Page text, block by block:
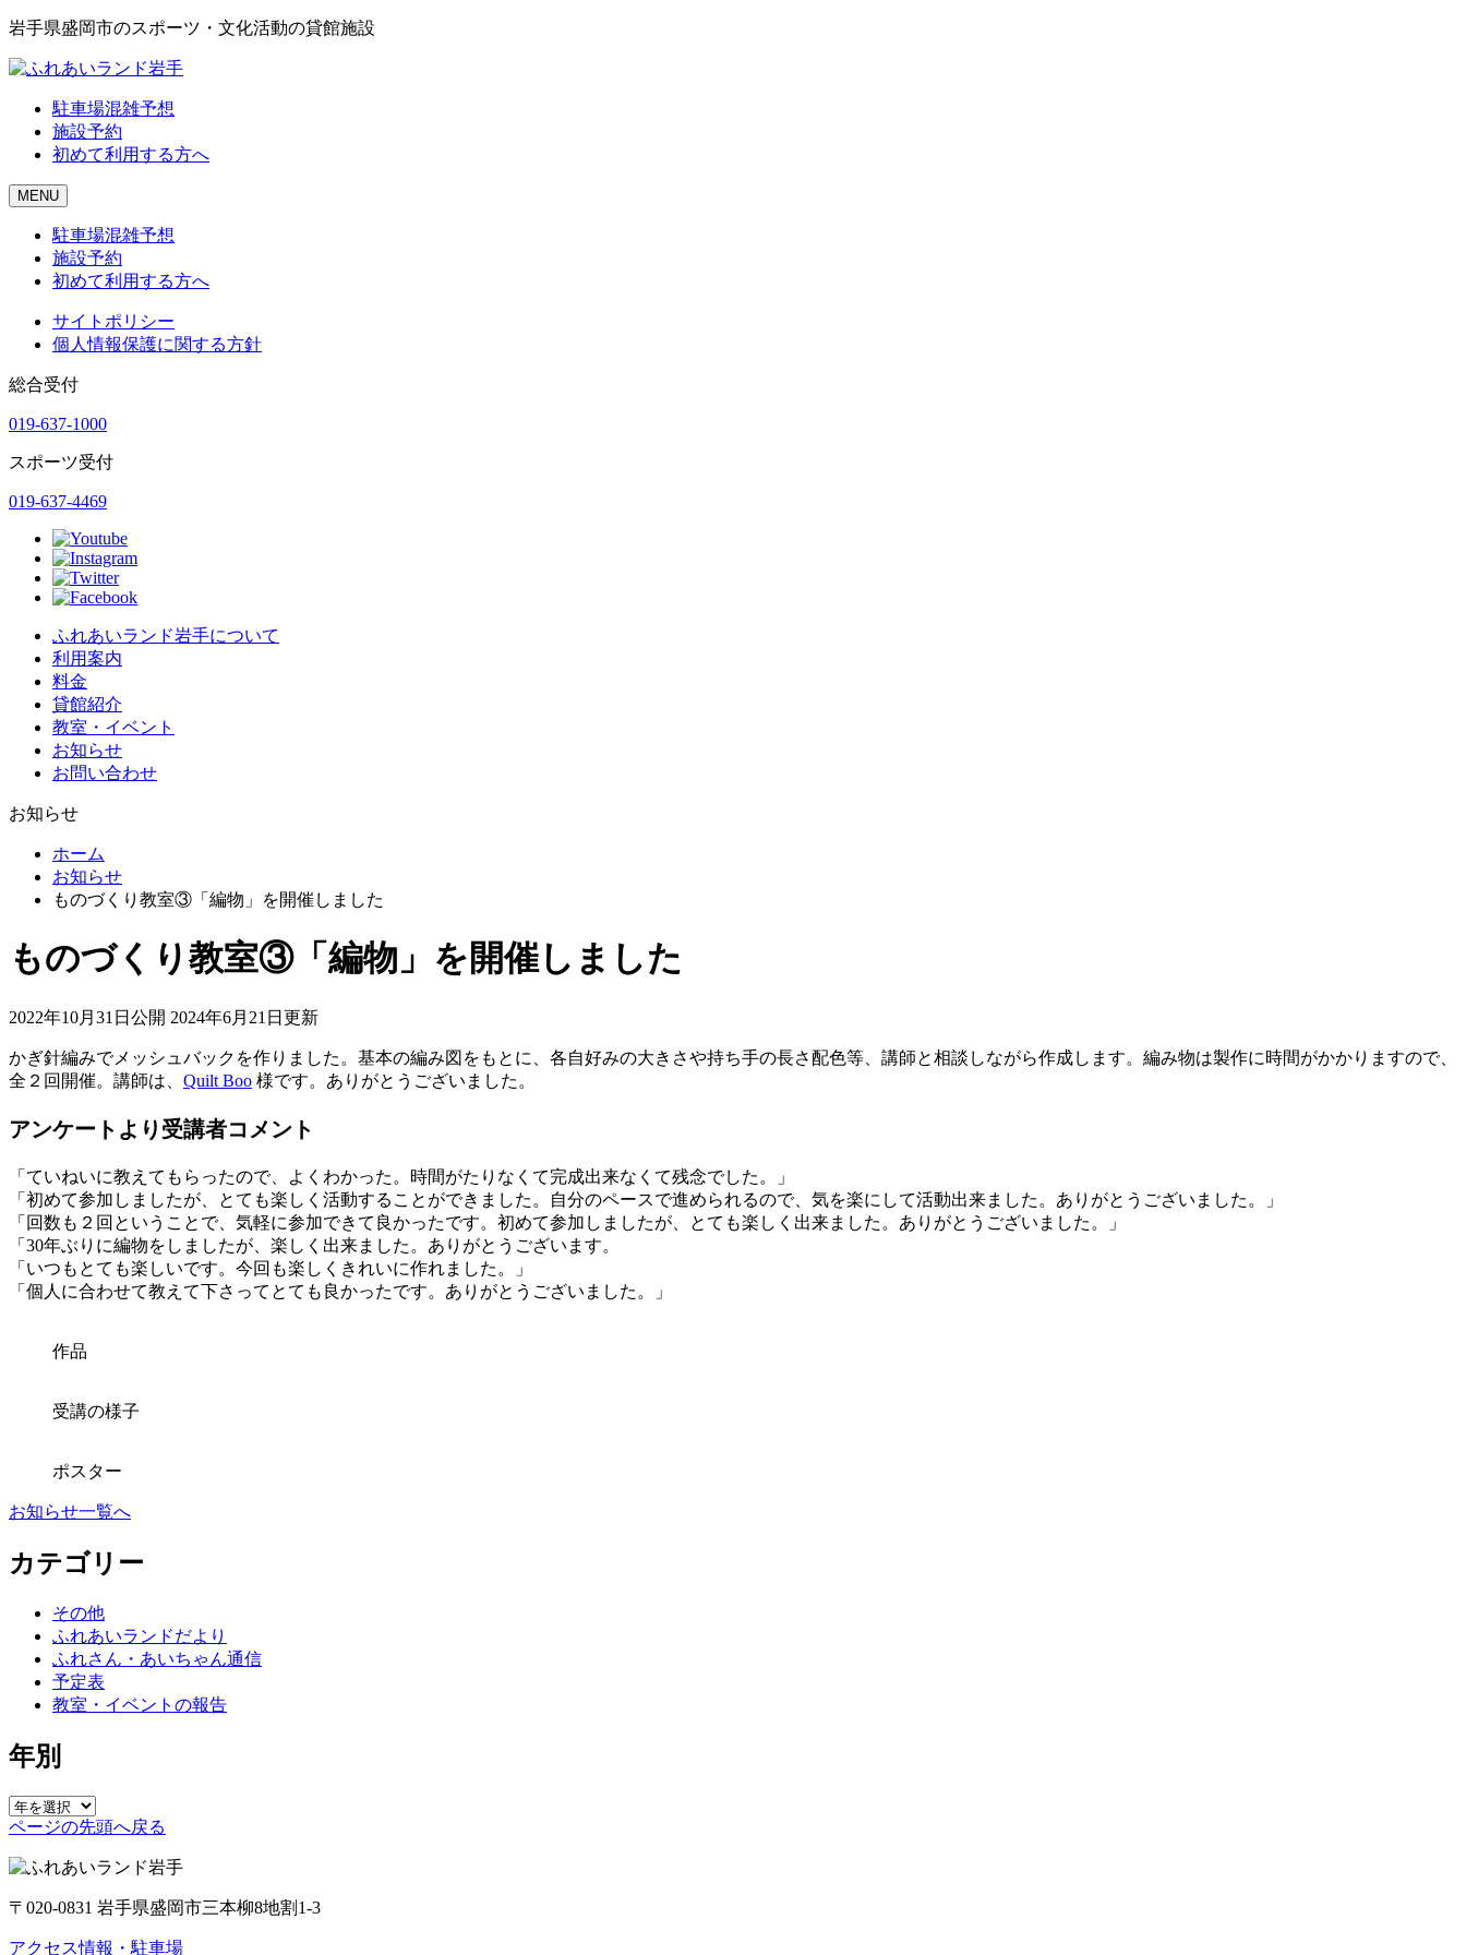
岩手県盛岡市のスポーツ・文化活動の貸館施設
駐車場混雑予想
施設予約
初めて利用する方へ
MENU
駐車場混雑予想
施設予約
初めて利用する方へ
サイトポリシー
個人情報保護に関する方針
総合受付
019-637-1000
スポーツ受付
019-637-4469
ふれあいランド岩手について
利用案内
料金
貸館紹介
教室・イベント
お知らせ
お問い合わせ
お知らせ
ホーム
お知らせ
ものづくり教室③「編物」を開催しました
ものづくり教室③「編物」を開催しました
2022年10月31日公開 2024年6月21日更新
かぎ針編みでメッシュバックを作りました。基本の編み図をもとに、各自好みの大きさや持ち手の長さ配色等、講師と相談しながら作成します。編み物は製作に時間がかかりますので、
全２回開催。講師は、 Quilt Boo 様です。ありがとうございました。
アンケートより受講者コメント
「ていねいに教えてもらったので、よくわかった。時間がたりなくて完成出来なくて残念でした。」
「 初めて参加しましたが、とても楽しく活動することができました。自分のペースで進められるので、気を楽にして活動出来ました。ありがとうございました。」
「 回数も２回ということで、気軽に参加できて良かったです。初めて参加しましたが、とても楽しく出来ました。ありがとうございました。」
「30年ぶりに編物をしましたが、楽しく出来ました。ありがとうございます。
「 いつもとても楽しいです。今回も楽しくきれいに作れました。
」
「個人に合わせて教えて下さってとても良かったです。ありがとうございました。」
作品
受講の様子
ポスター
お知らせ一覧へ
カテゴリー
その他
ふれあいランドだより
ふれさん・あいちゃん通信
予定表
教室・イベントの報告
年別
ページの先頭へ戻る
〒020-0831 岩手県盛岡市三本柳8地割1-3
アクセス情報・駐車場